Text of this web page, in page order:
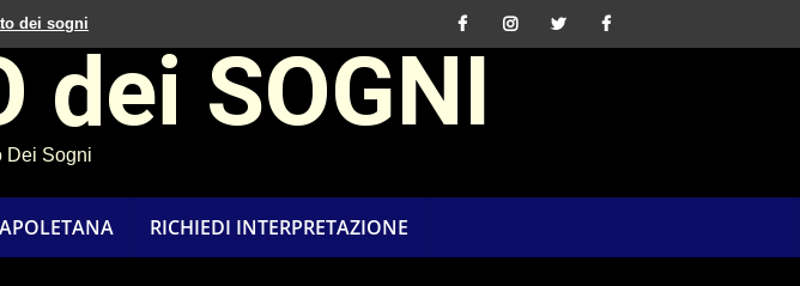
dei sogni
dei SOGNI
Dei Sogni
RICHIEDI INTERPRETAZIONE